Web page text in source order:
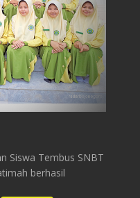
Siswa Tembus SNBT
berhasil